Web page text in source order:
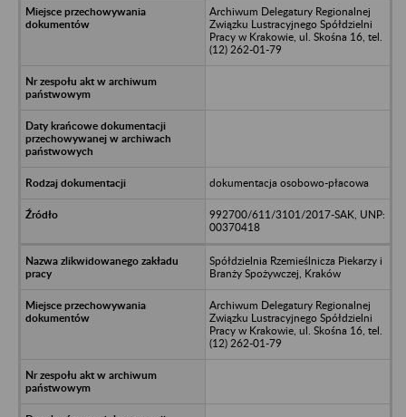
Archiwum Delegatury Regionalnej
Związku Lustracyjnego Spółdzielni
Pracy w Krakowie, ul. Skośna 16, tel.
(12) 262-01-79
dokumentacja osobowo-płacowa
992700/611/3101/2017-SAK, UNP:
00370418
Spółdzielnia Rzemieślnicza Piekarzy i
Branży Spożywczej, Kraków
Archiwum Delegatury Regionalnej
Związku Lustracyjnego Spółdzielni
Pracy w Krakowie, ul. Skośna 16, tel.
(12) 262-01-79